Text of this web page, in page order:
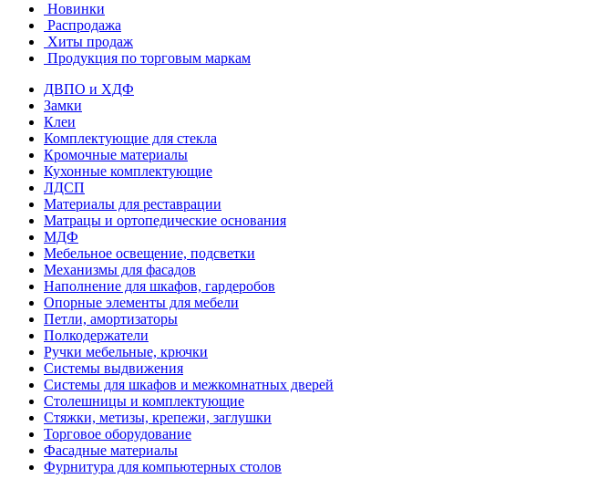
Новинки
Распродажа
Хиты продаж
Продукция по торговым маркам
ДВПО и ХДФ
Замки
Клеи
Комплектующие для стекла
Кромочные материалы
Кухонные комплектующие
ЛДСП
Материалы для реставрации
Матрацы и ортопедические основания
МДФ
Мебельное освещение, подсветки
Механизмы для фасадов
Наполнение для шкафов, гардеробов
Опорные элементы для мебели
Петли, амортизаторы
Полкодержатели
Ручки мебельные, крючки
Системы выдвижения
Системы для шкафов и межкомнатных дверей
Столешницы и комплектующие
Стяжки, метизы, крепежи, заглушки
Торговое оборудование
Фасадные материалы
Фурнитура для компьютерных столов